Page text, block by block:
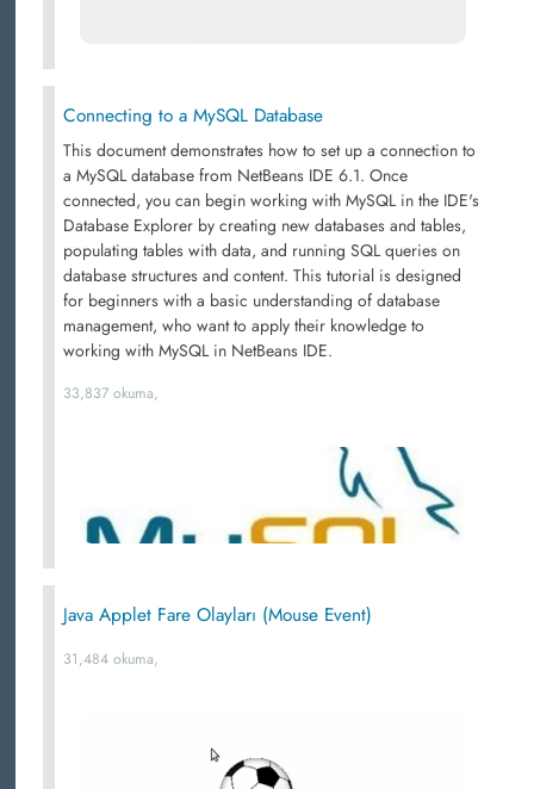
Connecting to a MySQL Database
This document demonstrates how to set up a connection to
a MySQL database from NetBeans IDE 6.1. Once
connected, you can begin working with MySQL in the IDE's
Database Explorer by creating new databases and tables,
populating tables with data, and running SQL queries on
database structures and content. This tutorial is designed
for beginners with a basic understanding of database
management, who want to apply their knowledge to
working with MySQL in NetBeans IDE.
33,837 okuma,
Java Applet Fare Olayları (Mouse Event)
31,484 okuma,